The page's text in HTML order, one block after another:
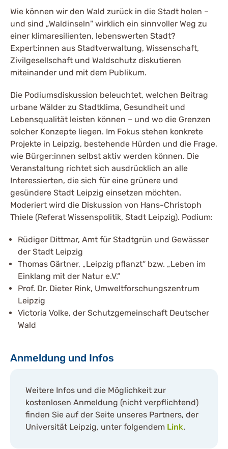
Wie können wir den Wald zurück in die Stadt holen –
und sind „Waldinseln" wirklich ein sinnvoller Weg zu
einer klimaresilienten, lebenswerten Stadt?
Expert:innen aus Stadtverwaltung, Wissenschaft,
Zivilgesellschaft und Waldschutz diskutieren
miteinander und mit dem Publikum.
Die Podiumsdiskussion beleuchtet, welchen Beitrag
urbane Wälder zu Stadtklima, Gesundheit und
Lebensqualität leisten können – und wo die Grenzen
solcher Konzepte liegen. Im Fokus stehen konkrete
Projekte in Leipzig, bestehende Hürden und die Frage,
wie Bürger:innen selbst aktiv werden können. Die
Veranstaltung richtet sich ausdrücklich an alle
Interessierten, die sich für eine grünere und
gesündere Stadt Leipzig einsetzen möchten.
Moderiert wird die Diskussion von Hans-Christoph
Thiele (Referat Wissenspolitik, Stadt Leipzig). Podium:
Rüdiger Dittmar, Amt für Stadtgrün und Gewässer
der Stadt Leipzig
Thomas Gärtner, „Leipzig pflanzt“ bzw. „Leben im
Einklang mit der Natur e.V.“
Prof. Dr. Dieter Rink, Umweltforschungszentrum
Leipzig
Victoria Volke, der Schutzgemeinschaft Deutscher
Wald
Anmeldung und Infos
Weitere Infos und die Möglichkeit zur
kostenlosen Anmeldung (nicht verpflichtend)
finden Sie auf der Seite unseres Partners, der
Universität Leipzig, unter folgendem Link.